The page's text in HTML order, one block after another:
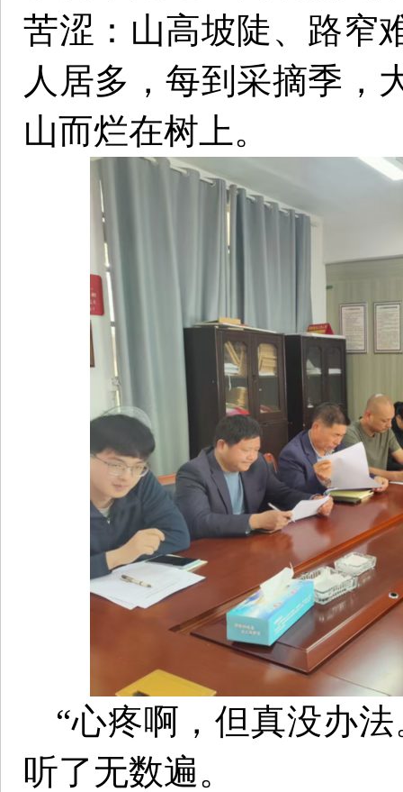
苦涩：山高坡陡、路窄
人居多，每到采摘季，
山而烂在树上。
“心疼啊，但真没办
听了无数遍。